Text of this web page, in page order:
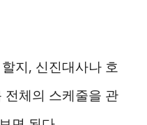
지, 신진대사나 호
전체의 스케줄을 관